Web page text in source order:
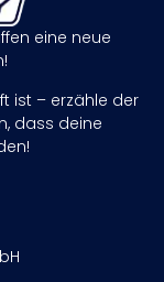
eine neue
ist – erzähle der
dass deine